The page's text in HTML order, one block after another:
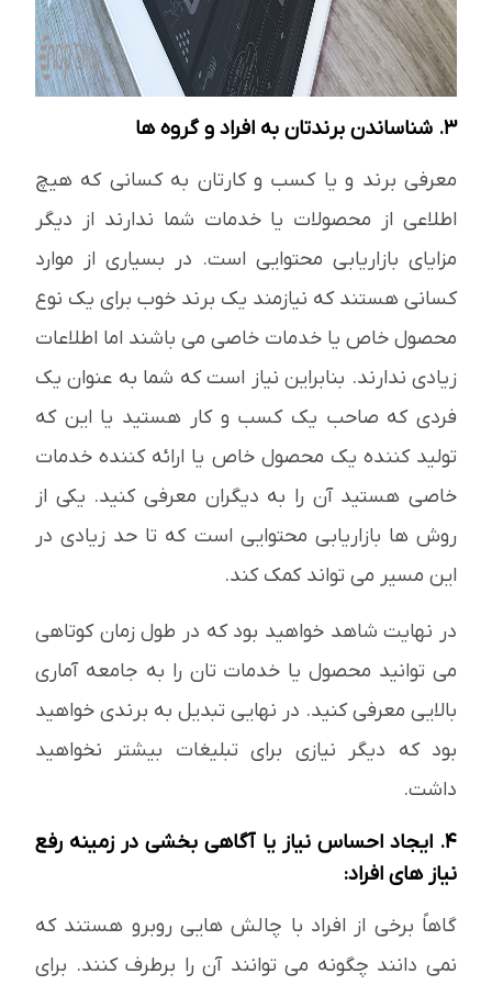
3. شناساندن برندتان به افراد و گروه ها
معرفی برند و یا کسب و کارتان به کسانی که هیچ
اطلاعی از محصولات یا خدمات شما ندارند از دیگر
مزایای بازاریابی محتوایی است. در بسیاری از موارد
کسانی هستند که نیازمند یک برند خوب برای یک نوع
محصول خاص یا خدمات خاصی می باشند اما اطلاعات
زیادی ندارند. بنابراین نیاز است که شما به عنوان یک
فردی که صاحب یک کسب و کار هستید یا این که
تولید کننده یک محصول خاص یا ارائه کننده خدمات
خاصی هستید آن را به دیگران معرفی کنید. یکی از
روش ها بازاریابی محتوایی است که تا حد زیادی در
این مسیر می تواند کمک کند.
در نهایت شاهد خواهید بود که در طول زمان کوتاهی
می توانید محصول یا خدمات تان را به جامعه آماری
بالایی معرفی کنید. در نهایی تبدیل به برندی خواهید
بود که دیگر نیازی برای تبلیغات بیشتر نخواهید
داشت.
4. ایجاد احساس نیاز یا آگاهی بخشی در زمینه رفع
نیاز های افراد:
گاهاً برخی از افراد با چالش هایی روبرو هستند که
نمی دانند چگونه می توانند آن را برطرف کنند. برای